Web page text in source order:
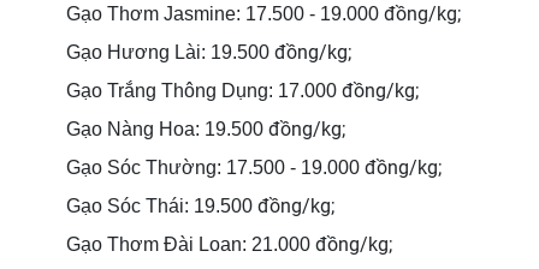
Gạo Thơm Jasmine: 17.500 - 19.000 đồng/kg;
Gạo Hương Lài: 19.500 đồng/kg;
Gạo Trắng Thông Dụng: 17.000 đồng/kg;
Gạo Nàng Hoa: 19.500 đồng/kg;
Gạo Sóc Thường: 17.500 - 19.000 đồng/kg;
Gạo Sóc Thái: 19.500 đồng/kg;
Gạo Thơm Đài Loan: 21.000 đồng/kg;